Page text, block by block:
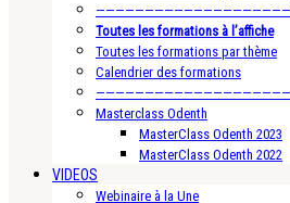
Toutes les formations à l’affiche
Toutes les formations par thème
Calendrier des formations
Masterclass Odenth
MasterClass Odenth 2023
MasterClass Odenth 2022
VIDEOS
Webinaire à la Une